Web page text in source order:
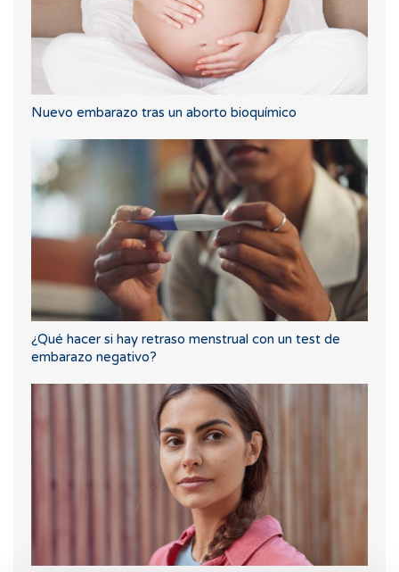
Nuevo embarazo tras un aborto bioquímico
¿Qué hacer si hay retraso menstrual con un test de
embarazo negativo?